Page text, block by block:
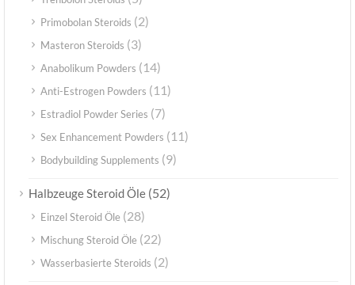
Primobolan Steroids (2)
Masteron Steroids (3)
Anabolikum Powders (14)
Anti-Estrogen Powders (11)
Estradiol Powder Series (7)
Sex Enhancement Powders (11)
Bodybuilding Supplements (9)
Halbzeuge Steroid Öle (52)
Einzel Steroid Öle (28)
Mischung Steroid Öle (22)
Wasserbasierte Steroids (2)